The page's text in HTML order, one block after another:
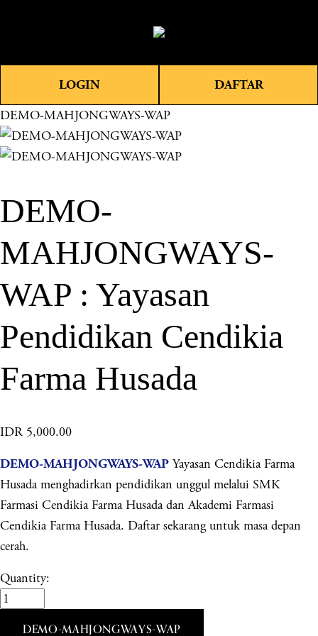
e
u
LOGIN DAFTAR
DEMO-MAHJONGWAYS-WAP
DEMO-
MAHJONGWAYS-
WAP : Yayasan
Pendidikan Cendikia
Farma Husada
IDR 5,000.00
DEMO-MAHJONGWAYS-WAP Yayasan Cendikia Farma
Husada menghadirkan pendidikan unggul melalui SMK
Farmasi Cendikia Farma Husada dan Akademi Farmasi
Cendikia Farma Husada. Daftar sekarang untuk masa depan
cerah.
Quantity:
DEMO-MAHJONGWAYS-WAP